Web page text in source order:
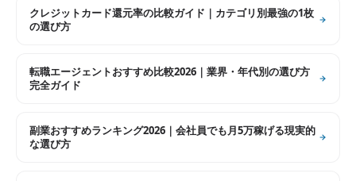
クレジットカード還元率の比較ガイド｜カテゴリ別最強の1枚
の選び方
転職エージェントおすすめ比較2026｜業界・年代別の選び方
完全ガイド
副業おすすめランキング2026｜会社員でも月5万稼げる現実的
な選び方